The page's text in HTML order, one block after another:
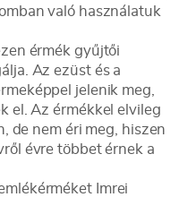
való használatuk
érmék gyűjtői
Az ezüst és a
jelenik meg,
el. Az érmékkel elvileg
de nem éri meg, hiszen
évre többet érnek a
Imrei